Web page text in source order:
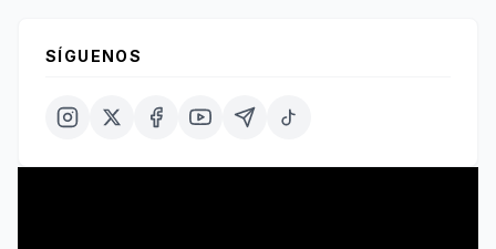
SÍGUENOS